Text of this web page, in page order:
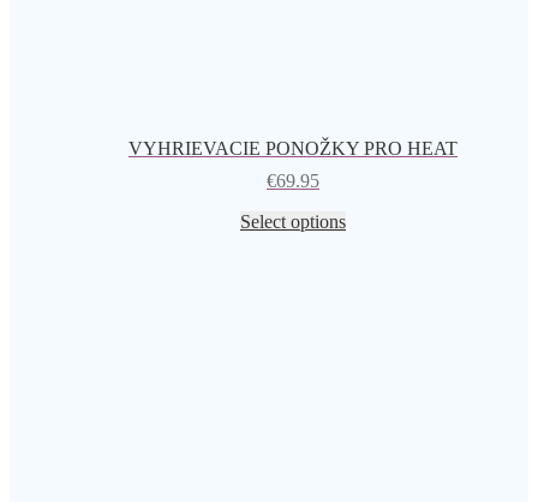
VYHRIEVACIE PONOŽKY PRO HEAT
€69.95
Select options